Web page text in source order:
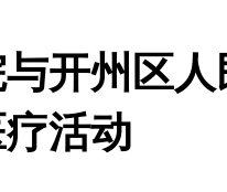
开州区
活动